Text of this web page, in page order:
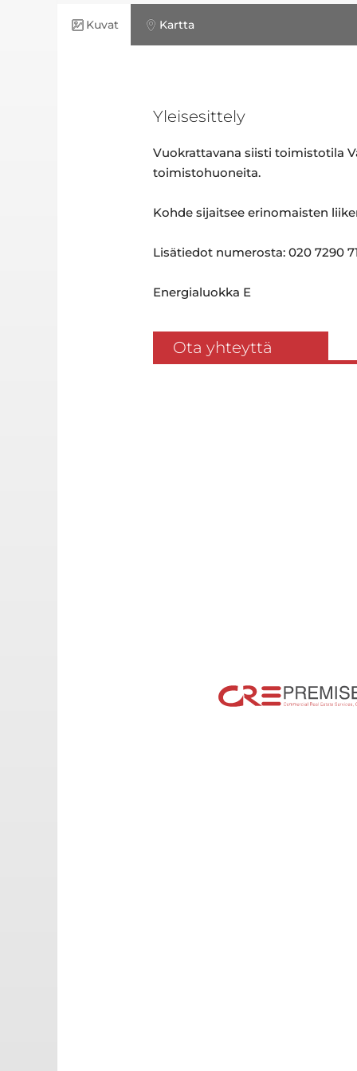
Kuvat Kartta
Yleisesittely
Vuokrattavana siisti toimistotila
toimistohuoneita.
Kohde sijaitsee erinomaisten
Lisätiedot numerosta: 020 7290
Energialuokka E
Ota yhteyttä